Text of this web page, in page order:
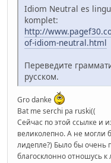
Idiom Neutral es
komplet:
http://
of-idiom-neutral.html
Переведите
русском.
Gro danke
Bat me serchi pa ruski((
Сейчас по этой ссылке и
великолепно. А не могли
лидепле?) Было бы очень
благосклонно отношусь